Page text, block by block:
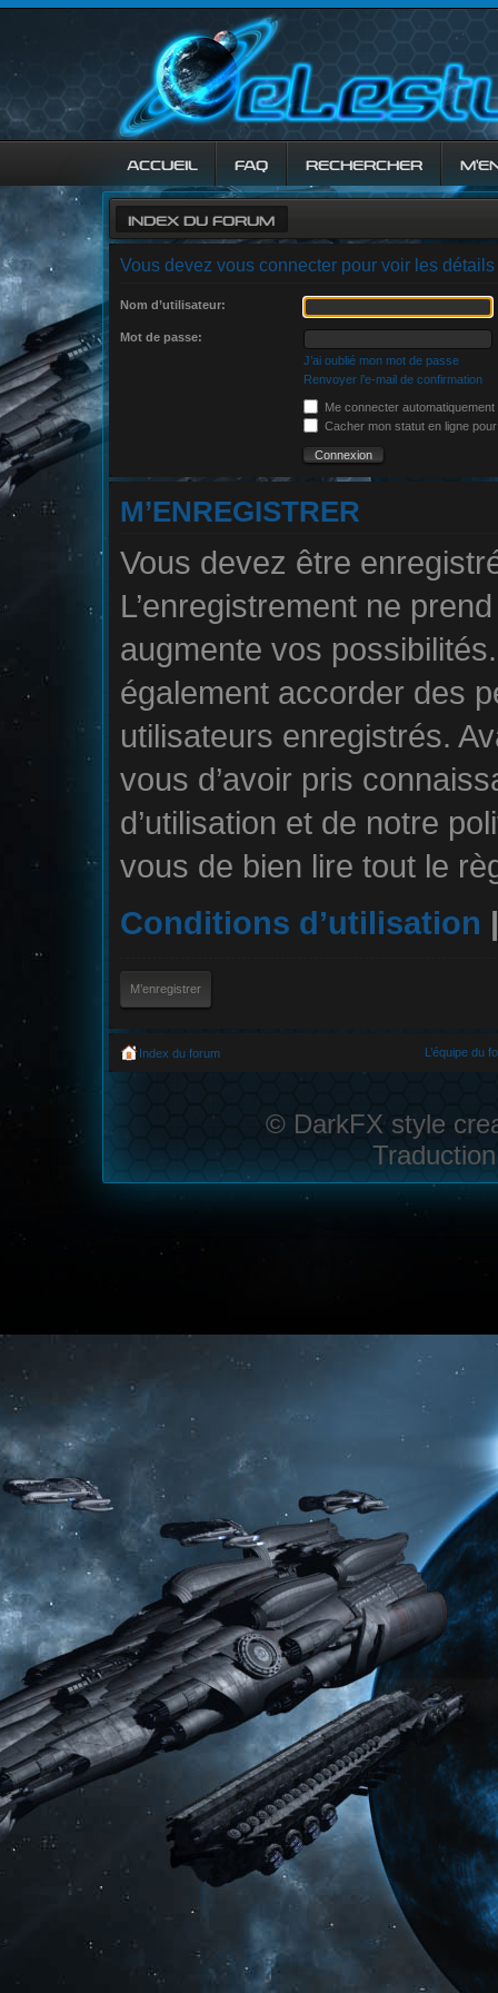
ACCUEIL FAQ RECHERCHER
INDEX DU FORUM
Vous devez vous connecter pour voir les
Nom d’utilisateur:
Mot de passe:
J’ai oublié mon mot de passe
Renvoyer l’e-mail de confirmation
Me connecter
Cacher mon statut en ligne
M’ENREGISTRER
Vous devez être
L’enregistrement ne
augmente vos
également accorder des
utilisateurs enregistrés.
vous d’avoir pris
d’utilisation et de notre
vous de bien lire tout le
Conditions d’utilisation
M’enregistrer
Index du forum L’équipe du
© DarkFX style